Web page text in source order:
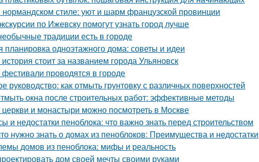
стиле: уют и шарм французской провинции
по Ижевску помогут узнать город лучше
традиции есть в городе
планировка одноэтажного дома: советы и идеи
стоит за названием города Ульяновск
фестивали проводятся в городе
руководство: как отмыть грунтовку с различных поверхностей
окна после строительных работ: эффективные методы
церкви и монастыри можно посмотреть в Москве
и недостатки пеноблока: что важно знать перед строительством
нужно знать о домах из пеноблоков: Преимущества и недостатки
домов из пеноблока: мифы и реальность
дом своей мечты своими руками